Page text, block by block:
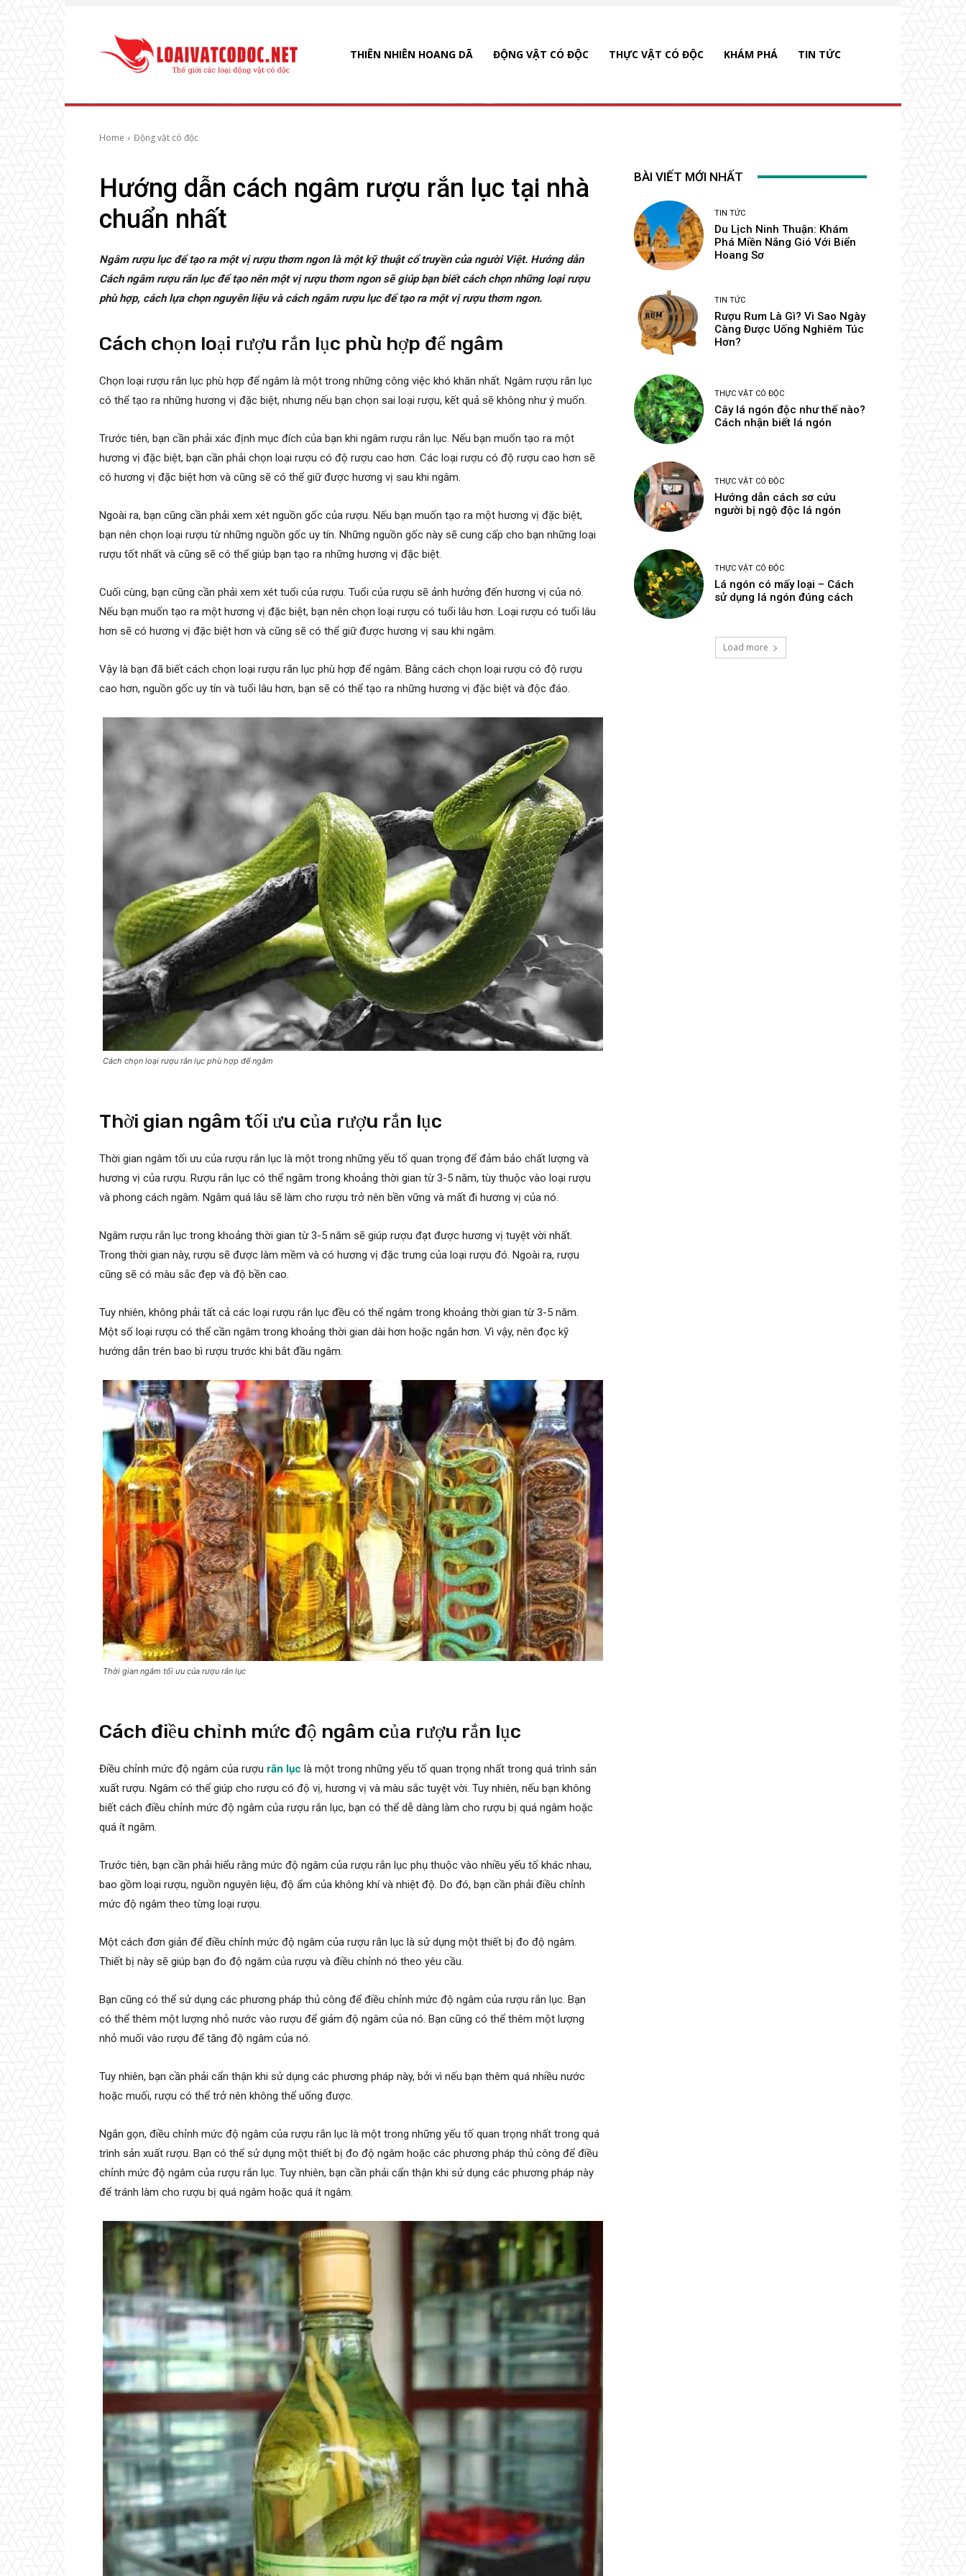
THIÊN NHIÊN HOANG DÃ ĐỘNG VẬT CÓ ĐỘC THỰC VẬT CÓ ĐỘC KHÁM PHÁ TIN TỨC
Home Động vật có độc
Hướng dẫn cách ngâm rượu rắn lục tại nhà
chuẩn nhất
Ngâm rượu lục để tạo ra một vị rượu thơm ngon là một kỹ thuật cổ truyền của người Việt. Hướng dẫn
Cách ngâm rượu rắn lục để tạo nên một vị rượu thơm ngon sẽ giúp bạn biết cách chọn những loại rượu
phù hợp, cách lựa chọn nguyên liệu và cách ngâm rượu lục để tạo ra một vị rượu thơm ngon.
Cách chọn loại rượu rắn lục phù hợp để ngâm
Chọn loại rượu rắn lục phù hợp để ngâm là một trong những công việc khó khăn nhất. Ngâm rượu rắn lục
có thể tạo ra những hương vị đặc biệt, nhưng nếu bạn chọn sai loại rượu, kết quả sẽ không như ý muốn.
Trước tiên, bạn cần phải xác định mục đích của bạn khi ngâm rượu rắn lục. Nếu bạn muốn tạo ra một
hương vị đặc biệt, bạn cần phải chọn loại rượu có độ rượu cao hơn. Các loại rượu có độ rượu cao hơn sẽ
có hương vị đặc biệt hơn và cũng sẽ có thể giữ được hương vị sau khi ngâm.
Ngoài ra, bạn cũng cần phải xem xét nguồn gốc của rượu. Nếu bạn muốn tạo ra một hương vị đặc biệt,
bạn nên chọn loại rượu từ những nguồn gốc uy tín. Những nguồn gốc này sẽ cung cấp cho bạn những loại
rượu tốt nhất và cũng sẽ có thể giúp bạn tạo ra những hương vị đặc biệt.
Cuối cùng, bạn cũng cần phải xem xét tuổi của rượu. Tuổi của rượu sẽ ảnh hưởng đến hương vị của nó.
Nếu bạn muốn tạo ra một hương vị đặc biệt, bạn nên chọn loại rượu có tuổi lâu hơn. Loại rượu có tuổi lâu
hơn sẽ có hương vị đặc biệt hơn và cũng sẽ có thể giữ được hương vị sau khi ngâm.
Vậy là bạn đã biết cách chọn loại rượu rắn lục phù hợp để ngâm. Bằng cách chọn loại rượu có độ rượu
cao hơn, nguồn gốc uy tín và tuổi lâu hơn, bạn sẽ có thể tạo ra những hương vị đặc biệt và độc đáo.
Cách chọn loại rượu rắn lục phù hợp để ngâm
Thời gian ngâm tối ưu của rượu rắn lục
Thời gian ngâm tối ưu của rượu rắn lục là một trong những yếu tố quan trọng để đảm bảo chất lượng và
hương vị của rượu. Rượu rắn lục có thể ngâm trong khoảng thời gian từ 3-5 năm, tùy thuộc vào loại rượu
và phong cách ngâm. Ngâm quá lâu sẽ làm cho rượu trở nên bền vững và mất đi hương vị của nó.
Ngâm rượu rắn lục trong khoảng thời gian từ 3-5 năm sẽ giúp rượu đạt được hương vị tuyệt vời nhất.
Trong thời gian này, rượu sẽ được làm mềm và có hương vị đặc trưng của loại rượu đó. Ngoài ra, rượu
cũng sẽ có màu sắc đẹp và độ bền cao.
Tuy nhiên, không phải tất cả các loại rượu rắn lục đều có thể ngâm trong khoảng thời gian từ 3-5 năm.
Một số loại rượu có thể cần ngâm trong khoảng thời gian dài hơn hoặc ngắn hơn. Vì vậy, nên đọc kỹ
hướng dẫn trên bao bì rượu trước khi bắt đầu ngâm.
Thời gian ngâm tối ưu của rượu rắn lục
Cách điều chỉnh mức độ ngâm của rượu rắn lục
Điều chỉnh mức độ ngâm của rượu rắn lục là một trong những yếu tố quan trọng nhất trong quá trình sản
xuất rượu. Ngâm có thể giúp cho rượu có độ vị, hương vị và màu sắc tuyệt vời. Tuy nhiên, nếu bạn không
biết cách điều chỉnh mức độ ngâm của rượu rắn lục, bạn có thể dễ dàng làm cho rượu bị quá ngâm hoặc
quá ít ngâm.
Trước tiên, bạn cần phải hiểu rằng mức độ ngâm của rượu rắn lục phụ thuộc vào nhiều yếu tố khác nhau,
bao gồm loại rượu, nguồn nguyên liệu, độ ẩm của không khí và nhiệt độ. Do đó, bạn cần phải điều chỉnh
mức độ ngâm theo từng loại rượu.
Một cách đơn giản để điều chỉnh mức độ ngâm của rượu rắn lục là sử dụng một thiết bị đo độ ngâm.
Thiết bị này sẽ giúp bạn đo độ ngâm của rượu và điều chỉnh nó theo yêu cầu.
Bạn cũng có thể sử dụng các phương pháp thủ công để điều chỉnh mức độ ngâm của rượu rắn lục. Bạn
có thể thêm một lượng nhỏ nước vào rượu để giảm độ ngâm của nó. Bạn cũng có thể thêm một lượng
nhỏ muối vào rượu để tăng độ ngâm của nó.
Tuy nhiên, bạn cần phải cẩn thận khi sử dụng các phương pháp này, bởi vì nếu bạn thêm quá nhiều nước
hoặc muối, rượu có thể trở nên không thể uống được.
Ngắn gọn, điều chỉnh mức độ ngâm của rượu rắn lục là một trong những yếu tố quan trọng nhất trong quá
trình sản xuất rượu. Bạn có thể sử dụng một thiết bị đo độ ngâm hoặc các phương pháp thủ công để điều
chỉnh mức độ ngâm của rượu rắn lục. Tuy nhiên, bạn cần phải cẩn thận khi sử dụng các phương pháp này
để tránh làm cho rượu bị quá ngâm hoặc quá ít ngâm.
BÀI VIẾT MỚI NHẤT
TIN TỨC
Du Lịch Ninh Thuận: Khám
Phá Miền Nắng Gió Với Biển
Hoang Sơ
TIN TỨC
Rượu Rum Là Gì? Vì Sao Ngày
Càng Được Uống Nghiêm Túc
Hơn?
THỰC VẬT CÓ ĐỘC
Cây lá ngón độc như thế nào?
Cách nhận biết lá ngón
THỰC VẬT CÓ ĐỘC
Hướng dẫn cách sơ cứu
người bị ngộ độc lá ngón
THỰC VẬT CÓ ĐỘC
Lá ngón có mấy loại – Cách
sử dụng lá ngón đúng cách
Load more